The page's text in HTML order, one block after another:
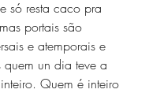
só resta caco pra
portais são
e atemporais e
quem un dia teve a
Quem é inteiro